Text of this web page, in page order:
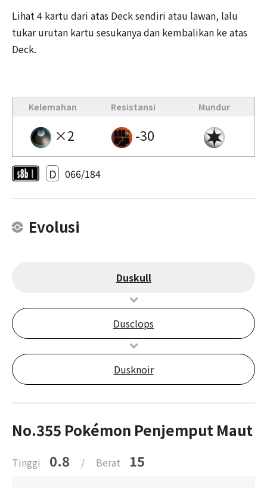
Lihat 4 kartu dari atas Deck sendiri atau lawan, lalu
tukar urutan kartu sesukanya dan kembalikan ke atas
Deck.
Kelemahan Resistansi Mundur
×2 -30
D 066/184
Evolusi
Duskull
Dusclops
Dusknoir
No.355 Pokémon Penjemput Maut
Tinggi 0.8 / Berat 15